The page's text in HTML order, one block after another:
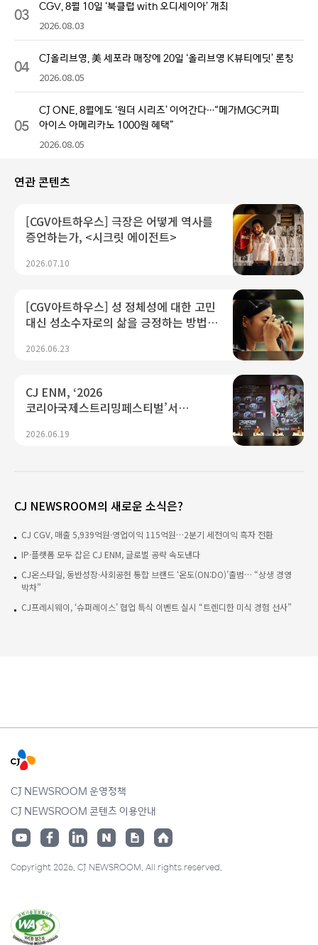
03 CGV, 8월 10일 ‘북클럽 with 오디세이아’ 개최
2026.08.03
04 CJ올리브영, 美 세포라 매장에 20일 ‘올리브영 K뷰티에딧’ 론칭
2026.08.05
05
CJ ONE, 8월에도 ‘원더 시리즈’ 이어간다…“메가MGC커피
아이스 아메리카노 1000원 혜택”
2026.08.05
연관 콘텐츠
[CGV아트하우스] 극장은 어떻게 역사를
증언하는가, <시크릿 에이전트>
2026.07.10
[CGV아트하우스] 성 정체성에 대한 고민
대신 성소수자로의 삶을 긍정하는 방법,
2026.06.23
CJ ENM, ‘2026
코리아국제스트리밍페스티벌’서
기술 결합으로 글로벌 확장 가속"
2026.06.19
CJ NEWSROOM의 새로운 소식은?
CJ CGV, 매출 5,939억원·영업이익 115억원…2분기 세전이익 흑자 전환
IP·플랫폼 모두 잡은 CJ ENM, 글로벌 공략 속도낸다
CJ온스타일, 동반성장·사회공헌 통합 브랜드 ‘온도(ON:DO)’출범… “상생 경영
박차”
CJ프레시웨이, ‘슈퍼레이스’ 협업 특식 이벤트 실시 “트렌디한 미식 경험 선사”
CJ NEWSROOM 운영정책
CJ NEWSROOM 콘텐츠 이용안내
Copyright 2026. CJ NEWSROOM. All rights reserved.